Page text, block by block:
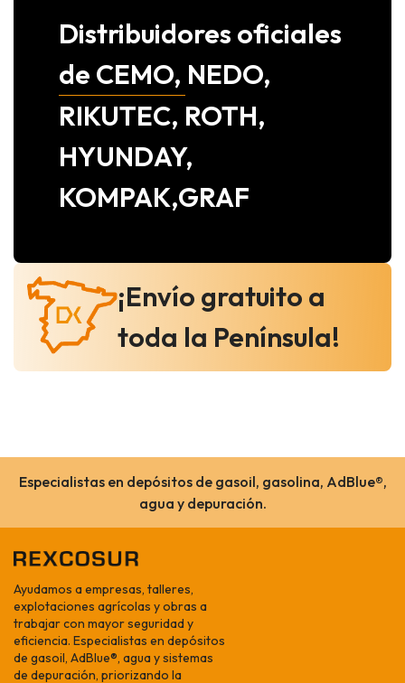
Distribuidores oficiales
de CEMO, NEDO,
RIKUTEC, ROTH,
HYUNDAY,
KOMPAK,GRAF
¡Envío gratuito a
toda la Península!
Especialistas en depósitos de gasoil, gasolina, AdBlue®,
agua y depuración.
Ayudamos a empresas, talleres,
explotaciones agrícolas y obras a
trabajar con mayor seguridad y
eficiencia. Especialistas en depósitos
de gasoil, AdBlue®, agua y sistemas
de depuración, priorizando la